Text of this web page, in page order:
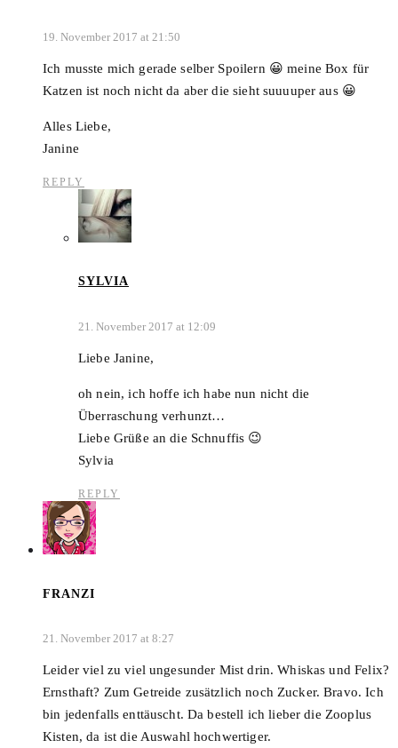
19. November 2017 at 21:50
Ich musste mich gerade selber Spoilern 😀 meine Box für
Katzen ist noch nicht da aber die sieht suuuuper aus 😀
Alles Liebe,
Janine
REPLY
SYLVIA
21. November 2017 at 12:09
Liebe Janine,
oh nein, ich hoffe ich habe nun nicht die
Überraschung verhunzt…
Liebe Grüße an die Schnuffis 😉
Sylvia
REPLY
FRANZI
21. November 2017 at 8:27
Leider viel zu viel ungesunder Mist drin. Whiskas und Felix?
Ernsthaft? Zum Getreide zusätzlich noch Zucker. Bravo. Ich
bin jedenfalls enttäuscht. Da bestell ich lieber die Zooplus
Kisten, da ist die Auswahl hochwertiger.